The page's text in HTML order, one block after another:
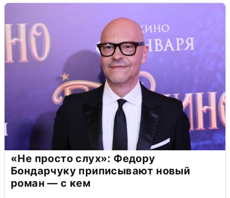
«Не просто слух»: Федору
Бондарчуку приписывают новый
роман — с кем